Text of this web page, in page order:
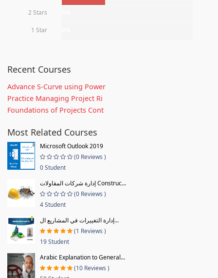
2 Stars
1 Star
Recent Courses
Advance S-Curve using Power
Practice Managing Project Ri
Foundations of Projects Cont
Most Related Courses
Microsoft Outlook 2019
(0 Reviews )
0 Student
إدارة شركات المقاولات Construc...
(0 Reviews )
4 Student
إدارة التغييرات في المشاريع ال...
(1 Reviews )
19 Student
Arabic Explanation to General...
(10 Reviews )